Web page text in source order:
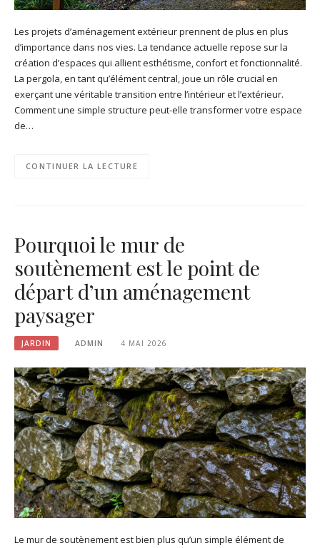
Les projets d’aménagement extérieur prennent de plus en plus
d’importance dans nos vies. La tendance actuelle repose sur la
création d’espaces qui allient esthétisme, confort et fonctionnalité.
La pergola, en tant qu’élément central, joue un rôle crucial en
exerçant une véritable transition entre l’intérieur et l’extérieur.
Comment une simple structure peut-elle transformer votre espace
de…
CONTINUER LA LECTURE
Pourquoi le mur de
soutènement est le point de
départ d’un aménagement
paysager
JARDIN ADMIN 4 MAI 2026
Le mur de soutènement est bien plus qu’un simple élément de